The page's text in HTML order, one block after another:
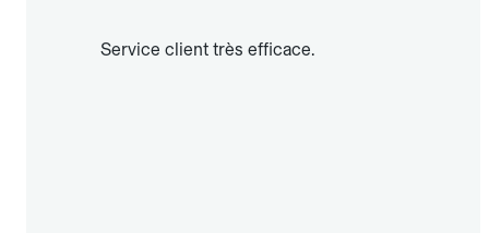
Service client très efficace.